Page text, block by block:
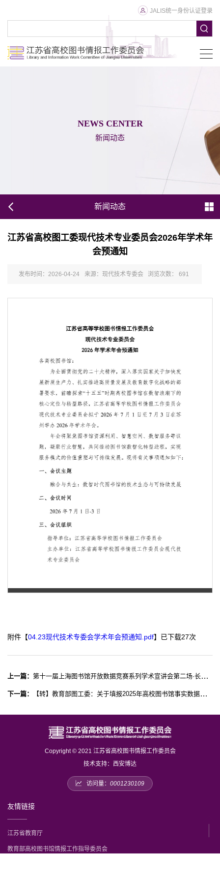
JALIS统一身份认证登录
NEWS CENTER
新闻动态
新闻动态
江苏省高校图工委现代技术专业委员会2026年学术年
会预通知
发布时间：2026-04-24 来源：现代技术专委会 浏览次数： 691
第 1 页
附件【04.23现代技术专委会学术年会预通知.pdf】已下载27次
上一篇： 第十一届上海图书馆开放数据竞赛系列学术宣讲会第二场·长三角高校专场
下一篇： 【转】教育部图工委：关于填报2025年高校图书馆事实数据的通知
Copyright © 2021 江苏省高校图书情报工作委员会
技术支持： 西安博达
访问量： 0001230109
友情链接
江苏省教育厅
教育部高校图书馆情报工作指导委员会